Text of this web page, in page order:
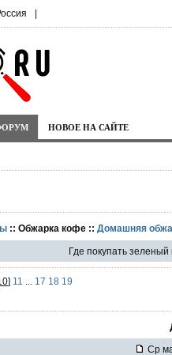
|
НОВОЕ НА САЙТЕ
:: Обжарка кофе :: Домашняя
Где покупать
] 11 17 18 19
Ср